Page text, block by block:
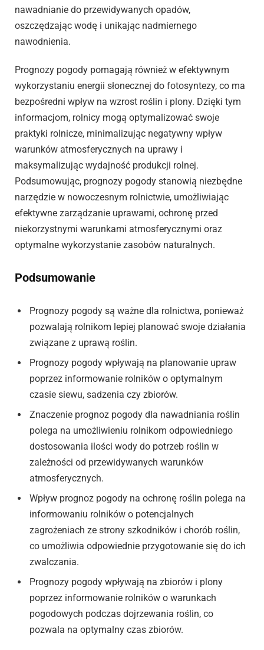
nawadnianie do przewidywanych opadów,
oszczędzając wodę i unikając nadmiernego
nawodnienia.
Prognozy pogody pomagają również w efektywnym
wykorzystaniu energii słonecznej do fotosyntezy, co ma
bezpośredni wpływ na wzrost roślin i plony. Dzięki tym
informacjom, rolnicy mogą optymalizować swoje
praktyki rolnicze, minimalizując negatywny wpływ
warunków atmosferycznych na uprawy i
maksymalizując wydajność produkcji rolnej.
Podsumowując, prognozy pogody stanowią niezbędne
narzędzie w nowoczesnym rolnictwie, umożliwiając
efektywne zarządzanie uprawami, ochronę przed
niekorzystnymi warunkami atmosferycznymi oraz
optymalne wykorzystanie zasobów naturalnych.
Podsumowanie
Prognozy pogody są ważne dla rolnictwa, ponieważ
pozwalają rolnikom lepiej planować swoje działania
związane z uprawą roślin.
Prognozy pogody wpływają na planowanie upraw
poprzez informowanie rolników o optymalnym
czasie siewu, sadzenia czy zbiorów.
Znaczenie prognoz pogody dla nawadniania roślin
polega na umożliwieniu rolnikom odpowiedniego
dostosowania ilości wody do potrzeb roślin w
zależności od przewidywanych warunków
atmosferycznych.
Wpływ prognoz pogody na ochronę roślin polega na
informowaniu rolników o potencjalnych
zagrożeniach ze strony szkodników i chorób roślin,
co umożliwia odpowiednie przygotowanie się do ich
zwalczania.
Prognozy pogody wpływają na zbiorów i plony
poprzez informowanie rolników o warunkach
pogodowych podczas dojrzewania roślin, co
pozwala na optymalny czas zbiorów.